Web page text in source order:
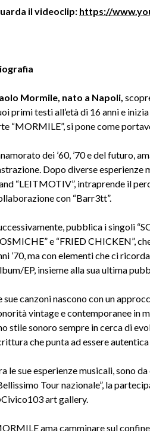
il videoclip: https://
Mormile, nato a Napoli,
primi testi all’età di 16 anni e
“MORMILE”, si pone come
dei ’60, ’70 e del futuro,
Dopo diverse
“LEITMOTIV”, intraprende il
con “Barr3tt”.
pubblica i singoli
e “FRIED CHICKEN”,
’70, ma con elementi che ci
EP, insieme alla sua ultima
sue canzoni nascono con un
vintage e contemporanee in
stile sonoro sempre in cerca di
che punta ad essere
le sue esperienze musicali, sono
Tour nazionale”, la
art gallery.
ama camminare sul